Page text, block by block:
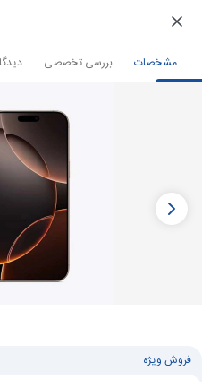
مشخصات بررسی تخصصی فروشگاه اینترنتی گوشی موبایل
فروش ویژه